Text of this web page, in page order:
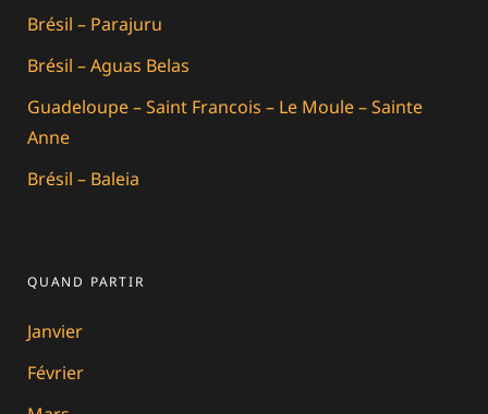
Brésil – Parajuru
Brésil – Aguas Belas
Guadeloupe – Saint Francois – Le Moule – Sainte
Anne
Brésil – Baleia
QUAND PARTIR
Janvier
Février